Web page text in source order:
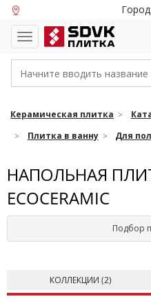
Керамическая плитка
Плитка в ванну
Для
НАПОЛЬНАЯ
ECOCERAMIC
Подбор
КОЛЛЕКЦИИ (2)